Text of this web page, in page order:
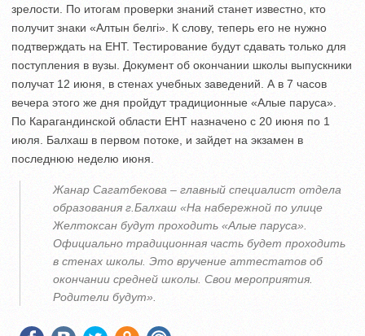
зрелости. По итогам проверки знаний станет известно, кто
получит знаки «Алтын белгі». К слову, теперь его не нужно
подтверждать на ЕНТ. Тестирование будут сдавать только для
поступления в вузы. Документ об окончании школы выпускники
получат 12 июня, в стенах учебных заведений. А в 7 часов
вечера этого же дня пройдут традиционные «Алые паруса».
По Карагандинской области ЕНТ назначено с 20 июня по 1
июля. Балхаш в первом потоке, и зайдет на экзамен в
последнюю неделю июня.
Жанар Сагатбекова – главный специалист отдела
образования г.Балхаш «На набережной по улице
Желтоксан будут проходить «Алые паруса».
Официально традиционная часть будет проходить
в стенах школы. Это вручение аттестатов об
окончании средней школы. Свои мероприятия.
Родители будут».